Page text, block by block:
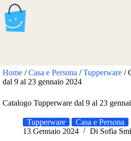
Salta
al
contenuto
Home /Casa e Persona /Tupperware /
dal 9 al 23 gennaio 2024
Catalogo Tupperware dal 9 al 23
Tupperware
Casa e Persona
13 Gennaio 2024
Di Sofia